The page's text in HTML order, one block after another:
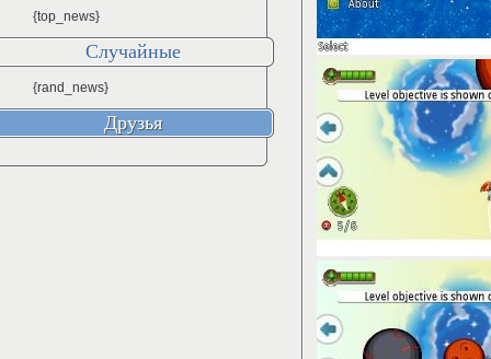
{top_news}
Случайные
{rand_news}
Друзья